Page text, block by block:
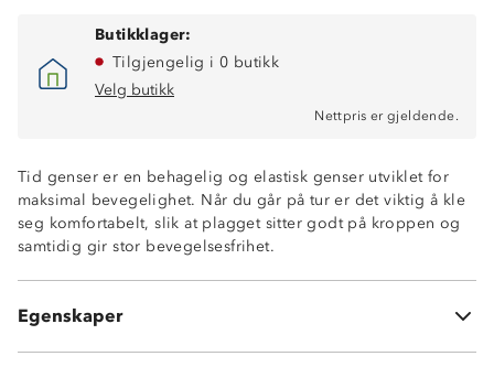
Butikklager:
Tilgjengelig i 0 butikk
Velg butikk
Nettpris er gjeldende.
Tid genser er en behagelig og elastisk genser utviklet for
maksimal bevegelighet. Når du går på tur er det viktig å kle
seg komfortabelt, slik at plagget sitter godt på kroppen og
samtidig gir stor bevegelsesfrihet.
Egenskaper
92% polyester og 8 % spandex